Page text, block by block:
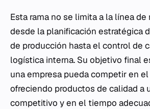
Esta rama no se limita a la línea
desde la planificación estratégica
de producción hasta el control de
logística interna. Su objetivo final
una empresa pueda competir en
ofreciendo productos de calidad a
competitivo y en el tiempo